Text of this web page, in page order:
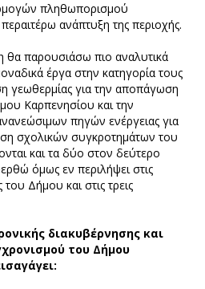
πληθωπορισμού
ανάπτυξη της περιοχής.
θα παρουσιάσω πιο αναλυτικά
έργα στην κατηγορία τους
γεωθερμίας για την αποπάγωση
Καρπενησίου και την
πηγών ενέργειας για
σχολικών συγκροτημάτων του
και τα δύο στον δεύτερο
όμως εν περιλήψει στις
Δήμου και στις τρεις
διακυβέρνησης και
του Δήμου